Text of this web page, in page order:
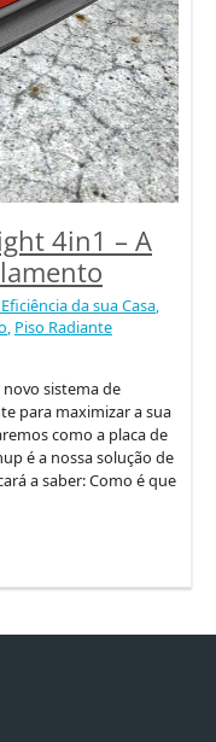
4in1 – A
da sua Casa,
, Piso Radiante
sistema de
para maximizar a sua
como a placa de
é a nossa solução de
a saber: Como é que